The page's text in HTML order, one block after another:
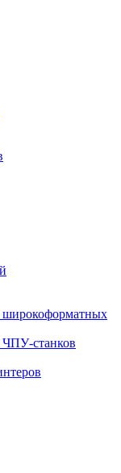
широкоформатных
ЧПУ-станков